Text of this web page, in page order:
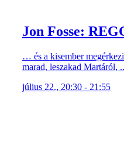
Jon Fosse:
… és a kisember
marad, leszakad Martáról,
július 22., 20:30 - 21:55